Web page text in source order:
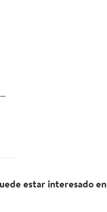
estar interesado en